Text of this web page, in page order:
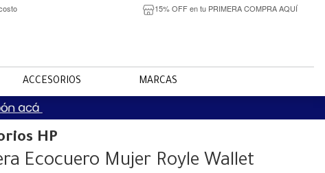
15% OFF en tu PRIMERA COMPRA AQUÍ
ACCESORIOS MARCAS
HP
Ecocuero Mujer Royle Wallet